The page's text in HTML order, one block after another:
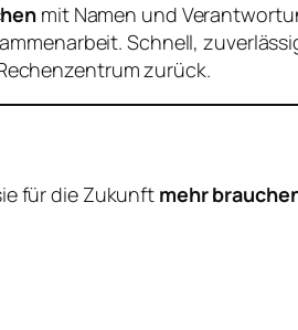
mit Namen und
Schnell,
zurück.
für die Zukunft mehr